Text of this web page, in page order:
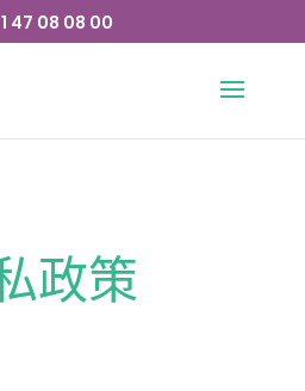
47 08 08 00
政策